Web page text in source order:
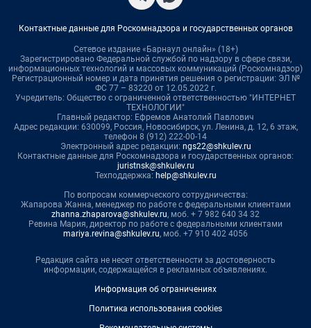
Контактные данные для Роскомнадзора и государственных органов
Сетевое издание «Барнаул онлайн» (18+)
Зарегистрировано Федеральной службой по надзору в сфере связи,
информационных технологий и массовых коммуникаций (Роскомнадзор)
Регистрационный номер и дата принятия решения о регистрации: ЭЛ №
ФС 77 – 83220 от 12.05.2022 г.
Учредитель: Общество с ограниченной ответственностью "ИНТЕРНЕТ
ТЕХНОЛОГИИ"
Главный редактор: Ефремов Анатолий Павлович
Адрес редакции: 630099, Россия, Новосибирск, ул. Ленина, д. 12, 6 этаж,
телефон 8 (912) 222-00-14
Электронный адрес редакции: ngs22@shkulev.ru
Контактные данные для Роскомнадзора и государственных органов:
juristnsk@shkulev.ru
Техподдержка: help@shkulev.ru
По вопросам коммерческого сотрудничества:
Жапарова Жанна, менеджер по работе с федеральными клиентами
zhanna.zhaparova@shkulev.ru, моб. + 7 982 640 34 32
Ревина Мария, директор по работе с федеральными клиентами
mariya.revina@shkulev.ru, моб. +7 910 402 4056
Редакция сайта не несет ответственности за достоверность
информации, содержащейся в рекламных объявлениях.
Информация об ограничениях
Политика использования cookies